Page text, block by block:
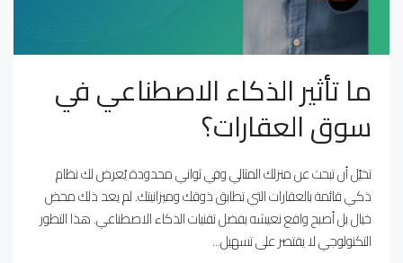
ما تأثير الذكاء الاصطناعي في
سوق العقارات؟
تخيّل أن تبحث عن منزلك المثالي وفي ثواني محدودة يُعرض لك نظام
ذكي قائمة بالعقارات التي تطابق ذوقك وميزانيتك. لم يعد ذلك محض
خيال بل أصبح واقع نعيشه بفضل تقنيات الذكاء الاصطناعي. هذا التطور
التكنولوجي لا يقتصر على تسهيل...